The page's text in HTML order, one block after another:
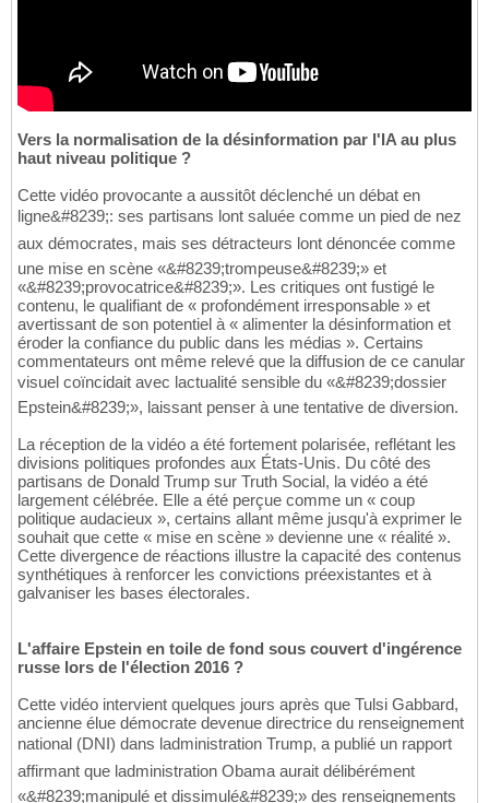
Vers la normalisation de la désinformation par l'IA au plus
haut niveau politique ?
Cette vidéo provocante a aussitôt déclenché un débat en
ligne&#8239;: ses partisans lont saluée comme un pied de nez
aux démocrates, mais ses détracteurs lont dénoncée comme
une mise en scène «&#8239;trompeuse&#8239;» et
«&#8239;provocatrice&#8239;». Les critiques ont fustigé le
contenu, le qualifiant de « profondément irresponsable » et
avertissant de son potentiel à « alimenter la désinformation et
éroder la confiance du public dans les médias ». Certains
commentateurs ont même relevé que la diffusion de ce canular
visuel coïncidait avec lactualité sensible du «&#8239;dossier
Epstein&#8239;», laissant penser à une tentative de diversion.
La réception de la vidéo a été fortement polarisée, reflétant les
divisions politiques profondes aux États-Unis. Du côté des
partisans de Donald Trump sur Truth Social, la vidéo a été
largement célébrée. Elle a été perçue comme un « coup
politique audacieux », certains allant même jusqu'à exprimer le
souhait que cette « mise en scène » devienne une « réalité ».
Cette divergence de réactions illustre la capacité des contenus
synthétiques à renforcer les convictions préexistantes et à
galvaniser les bases électorales.
L'affaire Epstein en toile de fond sous couvert d'ingérence
russe lors de l'élection 2016 ?
Cette vidéo intervient quelques jours après que Tulsi Gabbard,
ancienne élue démocrate devenue directrice du renseignement
national (DNI) dans ladministration Trump, a publié un rapport
affirmant que ladministration Obama aurait délibérément
«&#8239;manipulé et dissimulé&#8239;» des renseignements